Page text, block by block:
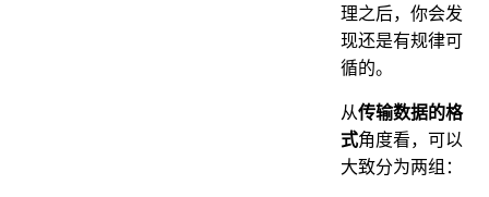
理之后，你会发
现还是有规律可
循的。
从传输数据的格
式角度看，可以
大致分为两组：